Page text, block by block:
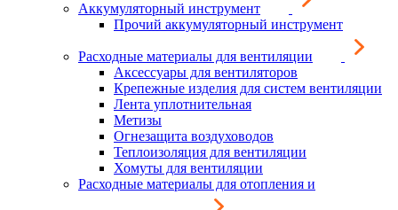
Аккумуляторный инструмент
Прочий аккумуляторный инструмент
Расходные материалы для вентиляции
Аксессуары для вентиляторов
Крепежные изделия для систем вентиляции
Лента уплотнительная
Метизы
Огнезащита воздуховодов
Теплоизоляция для вентиляции
Хомуты для вентиляции
Расходные материалы для отопления и